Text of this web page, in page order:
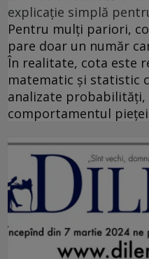
explicație simplă
Pentru mulți pariori,
pare doar un număr
În realitate, cota este
matematic și statistic
analizate
comportamentul